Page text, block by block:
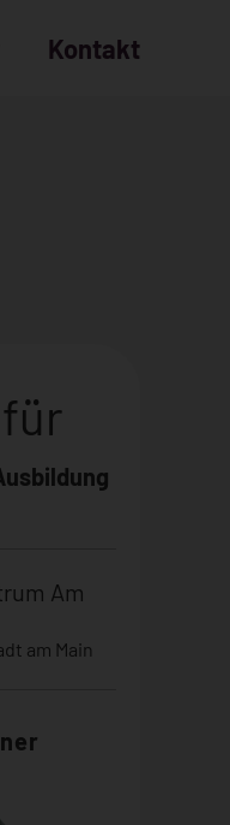
Kontakt
Am
am Main